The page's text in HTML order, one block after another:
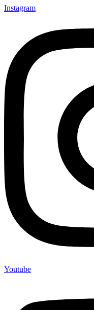
Instagram
Youtube